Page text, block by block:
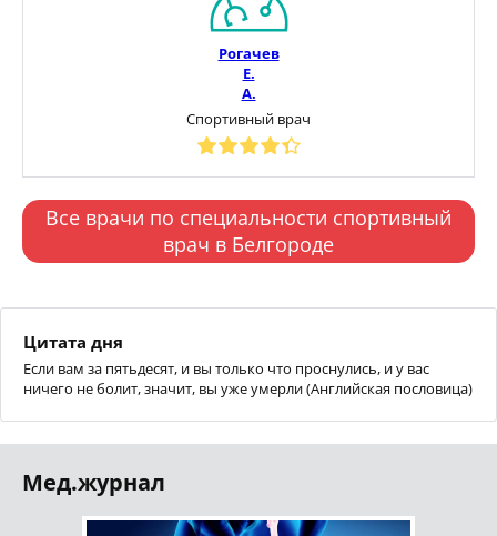
Рогачев
Е.
А.
Спортивный врач
Все врачи по специальности спортивный
врач в Белгороде
Цитата дня
Если вам за пятьдесят, и вы только что проснулись, и у вас
ничего не болит, значит, вы уже умерли (Английская пословица)
Мед.журнал